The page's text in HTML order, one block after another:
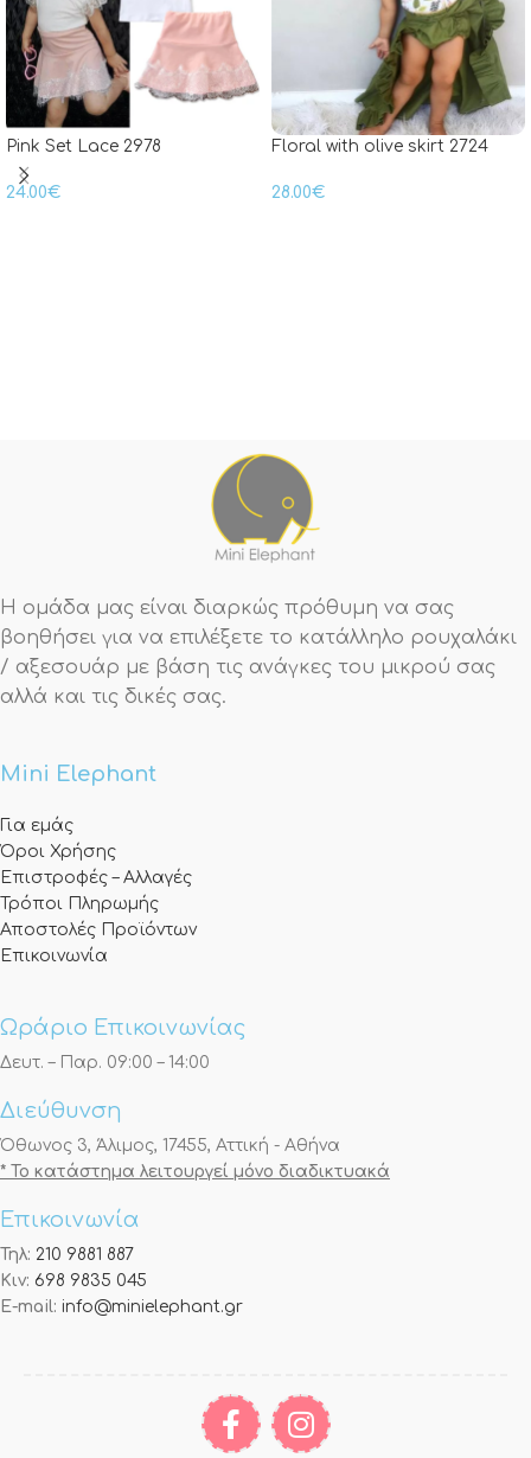
Pink Set Lace 2978
24.00€
Floral with olive skirt 2724
28.00€
Η ομάδα μας είναι διαρκώς πρόθυμη να σας
βοηθήσει για να επιλέξετε το κατάλληλο ρουχαλάκι
/ αξεσουάρ με βάση τις ανάγκες του μικρού σας
αλλά και τις δικές σας.
Mini Elephant
Για εμάς
Όροι Χρήσης
Επιστροφές – Αλλαγές
Τρόποι Πληρωμής
Αποστολές Προϊόντων
Επικοινωνία
Ωράριο Επικοινωνίας
Δευτ. – Παρ. 09:00 – 14:00
Διεύθυνση
Όθωνος 3, Άλιμος, 17455, Αττική - Αθήνα
* Το κατάστημα λειτουργεί μόνο διαδικτυακά
Επικοινωνία
Τηλ: 210 9881 887
Κιν: 698 9835 045
E-mail: info@minielephant.gr